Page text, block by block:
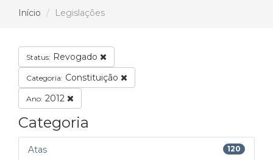
Início Legislações
Status: Revogado
Categoria: Constituição
Ano: 2012
Categoria
Atas 120